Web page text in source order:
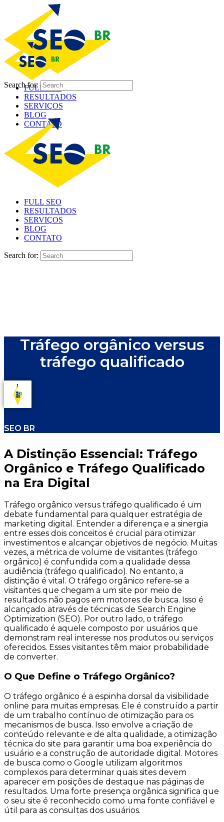
FULL SEO
RESULTADOS
SERVIÇOS
BLOG
CONTATO
Search for:
FULL SEO
RESULTADOS
SERVIÇOS
BLOG
CONTATO
Search for:
Tráfego orgânico versus
tráfego qualificado
SEO BR
A Distinção Essencial: Tráfego
Orgânico e Tráfego Qualificado
na Era Digital
Tráfego orgânico versus tráfego qualificado é um
debate fundamental para qualquer estratégia de
marketing digital. Entender a diferença e a sinergia
entre esses dois conceitos é crucial para otimizar
investimentos e alcançar objetivos de negócio. Muitas
vezes, a métrica de volume de visitantes (tráfego
orgânico) é confundida com a qualidade dessa
audiência (tráfego qualificado). No entanto, a
distinção é vital. O tráfego orgânico refere-se a
visitantes que chegam a um site por meio de
resultados não pagos em motores de busca. Isso é
alcançado através de técnicas de Search Engine
Optimization (SEO). Por outro lado, o tráfego
qualificado é aquele composto por usuários que
demonstram real interesse nos produtos ou serviços
oferecidos. Esses visitantes têm maior probabilidade
de converter.
O Que Define o Tráfego Orgânico?
O tráfego orgânico é a espinha dorsal da visibilidade
online para muitas empresas. Ele é construído a partir
de um trabalho contínuo de otimização para os
mecanismos de busca. Isso envolve a criação de
conteúdo relevante e de alta qualidade, a otimização
técnica do site para garantir uma boa experiência do
usuário e a construção de autoridade digital. Motores
de busca como o Google utilizam algoritmos
complexos para determinar quais sites devem
aparecer em posições de destaque nas páginas de
resultados. Uma forte presença orgânica significa que
o seu site é reconhecido como uma fonte confiável e
útil para as consultas dos usuários.